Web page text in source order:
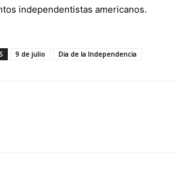
independentistas americanos.
9 de julio Dia de la Independencia